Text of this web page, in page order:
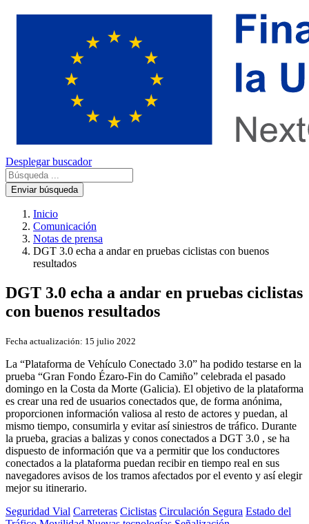
Desplegar buscador
Enviar búsqueda
Inicio
Comunicación
Notas de prensa
DGT 3.0 echa a andar en pruebas ciclistas con buenos
resultados
DGT 3.0 echa a andar en pruebas ciclistas
con buenos resultados
Fecha actualización: 15 julio 2022
La “Plataforma de Vehículo Conectado 3.0” ha podido testarse en la
prueba “Gran Fondo Ézaro-Fin do Camiño” celebrada el pasado
domingo en la Costa da Morte (Galicia). El objetivo de la plataforma
es crear una red de usuarios conectados que, de forma anónima,
proporcionen información valiosa al resto de actores y puedan, al
mismo tiempo, consumirla y evitar así siniestros de tráfico. Durante
la prueba, gracias a balizas y conos conectados a DGT 3.0 , se ha
dispuesto de información que va a permitir que los conductores
conectados a la plataforma puedan recibir en tiempo real en sus
navegadores avisos de los tramos afectados por el evento y así elegir
mejor su itinerario.
Seguridad Vial Carreteras Ciclistas Circulación Segura Estado del